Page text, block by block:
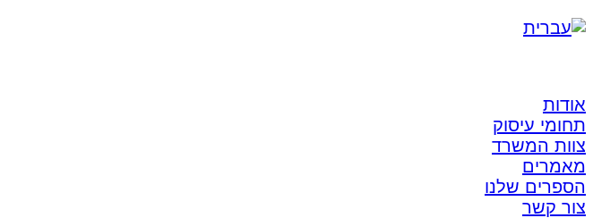
אודות
תחומי עיסוק
צוות המשרד
מאמרים
הספרים שלנו
צור קשר